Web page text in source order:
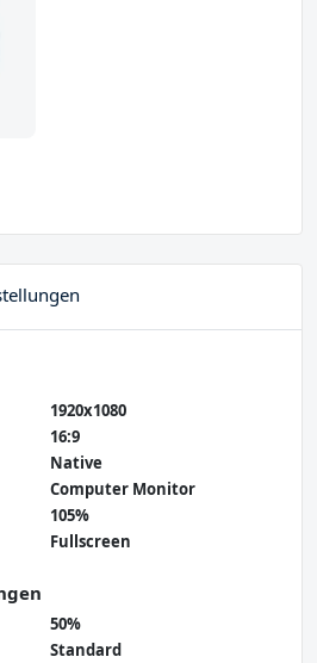
1920x1080
16:9
Native
Computer Monitor
105%
Fullscreen
50%
Standard